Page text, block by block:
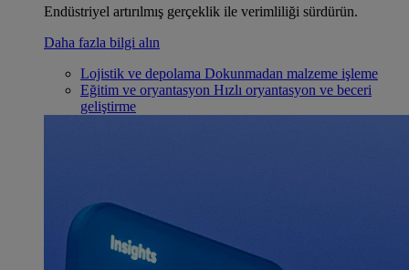
Endüstriyel artırılmış gerçeklik ile verimliliği sürdürün.
Daha fazla bilgi alın
Lojistik ve depolama Dokunmadan malzeme işleme
Eğitim ve oryantasyon Hızlı oryantasyon ve beceri
geliştirme